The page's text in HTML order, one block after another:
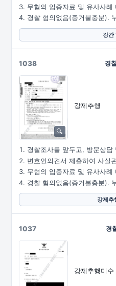
무혐의 입증자료 및 유사사례
경찰 혐의없음(증거불충분).
강간
1038
강제추행
경
경찰조사를 앞두고, 방문상담
변호인의견서 제출하여 사실
무혐의 입증자료 및 유사사례
경찰 혐의없음(증거불충분).
강제추
1037
강제추행미수
경